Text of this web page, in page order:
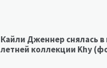
Кайли Дженнер снялась в
летней коллекции Khy